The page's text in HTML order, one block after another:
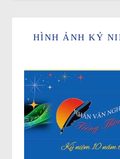
HÌNH ẢNH KỶ